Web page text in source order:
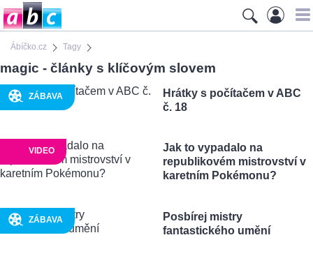
Ábíčko.cz Tagy
magic - články s klíčovým slovem
ZÁBAVA
Hrátky s počítačem v ABC
č. 18
VIDEO
Jak to vypadalo na
republikovém mistrovství v
karetním Pokémonu?
ZÁBAVA
Posbírej mistry
fantastického umění